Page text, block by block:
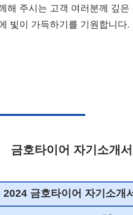
해 주시는 고객 여러분께 깊
빛이 가득하기를 기원합니다.
금호타이어 자기소개
2024 금호타이어 자기소개